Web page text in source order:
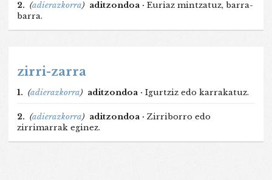
2. (adierazkorra) aditzondoa · Euriaz mintzatuz, barra-
barra.
zirri-zarra
1. (adierazkorra) aditzondoa · Igurtziz edo karrakatuz.
2. (adierazkorra) aditzondoa · Zirriborro edo
zirrimarrak eginez.